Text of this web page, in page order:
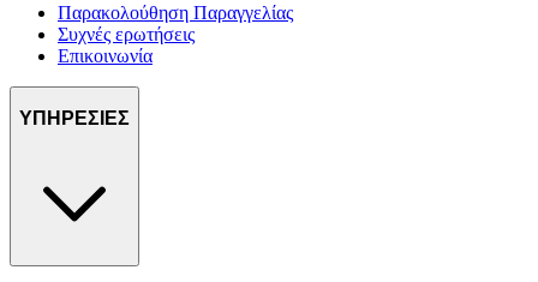
Παρακολούθηση Παραγγελίας
Συχνές ερωτήσεις
Επικοινωνία
ΥΠΗΡΕΣΙΕΣ